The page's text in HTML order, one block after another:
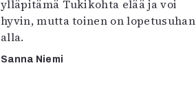
ylläpitämä Tukikohta elää ja voi
hyvin, mutta toinen on lopetusuhan
alla.
Sanna Niemi